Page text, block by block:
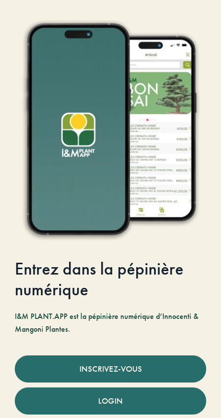
Entrez dans la pépinière
numérique
I&M PLANT.APP est la pépinière numérique d’Innocenti &
Mangoni Plantes.
INSCRIVEZ-VOUS
LOGIN